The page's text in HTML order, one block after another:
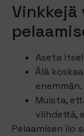
Aseta
Älä
enemmän.
Muista,
viihdettä,
Pelaamisen ilo